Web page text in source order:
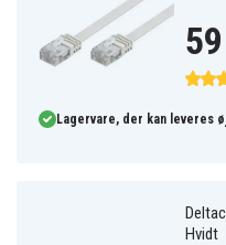
Lagervare, der kan leveres
Hvidt